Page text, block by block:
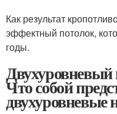
Как результат
эффектный потолок,
годы.
Что собой